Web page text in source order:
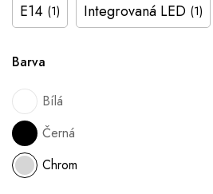
E14 (1) Integrovaná LED (1)
Barva
Bílá
Černá
Chrom